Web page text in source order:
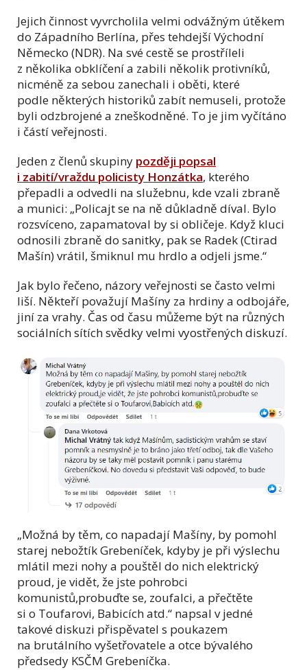
Jejich činnost vyvrcholila velmi odvážným útěkem
do Západního Berlína, přes tehdejší Východní
Německo (NDR). Na své cestě se prostříleli
z několika obklíčení a zabili několik protivníků,
nicméně za sebou zanechali i oběti, které
podle některých historiků zabít nemuseli, protože
byli odzbrojené a zneškodněné. To je jim vyčítáno
i částí veřejnosti.
Jeden z členů skupiny později popsal
i zabití/vraždu policisty Honzátka, kterého
přepadli a odvedli na služebnu, kde vzali zbraně
a munici: „Policajt se na ně důkladně díval. Bylo
rozsvíceno, zapamatoval by si obličeje. Když kluci
odnosili zbraně do sanitky, pak se Radek (Ctirad
Mašín) vrátil, šmiknul mu hrdlo a odjeli jsme.“
Jak bylo řečeno, názory veřejnosti se často velmi
liší. Někteří považují Mašíny za hrdiny a odbojáře,
jiní za vrahy. Čas od času můžeme být na různých
sociálních sítích svědky velmi vyostřených diskuzí.
„Možná by těm, co napadají Mašíny, by pomohl
starej nebožtík Grebeníček, kdyby je při výslechu
mlátil mezi nohy a pouštěl do nich elektrický
proud, je vidět, že jste pohrobci
komunistů,probuďte se, zoufalci, a přečtěte
si o Toufarovi, Babicích atd.“ napsal v jedné
takové diskuzi přispěvatel s poukazem
na brutálního vyšetřovatele a otce bývalého
předsedy KSČM Grebeníčka.